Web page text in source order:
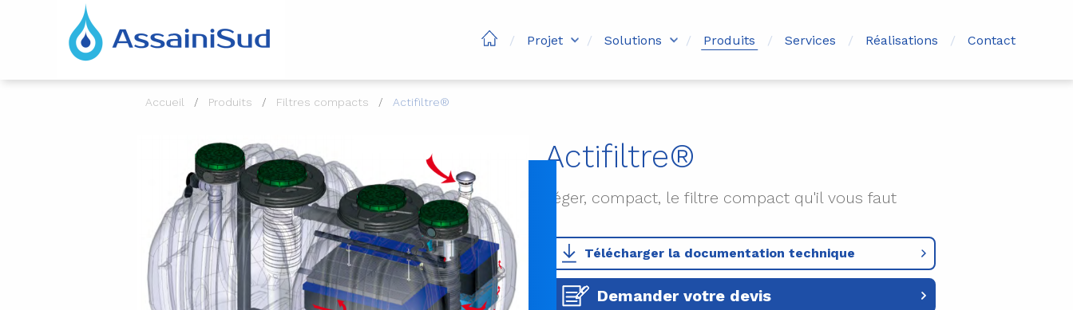
Projet Solutions Produits Services Réalisations Contact
Accueil Produits Filtres compacts Actifiltre®
Actifiltre®
Léger, compact, le filtre compact qu'il vous faut
Télécharger la documentation technique
Demander votre devis